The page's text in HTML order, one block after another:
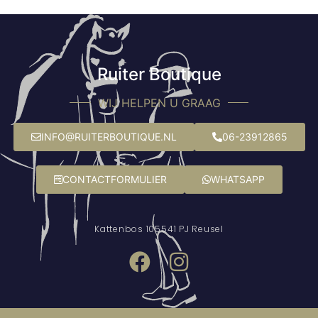
Ruiter Boutique
WIJ HELPEN U GRAAG
INFO@RUITERBOUTIQUE.NL 06-23912865
CONTACTFORMULIER WHATSAPP
Kattenbos 105541 PJ Reusel